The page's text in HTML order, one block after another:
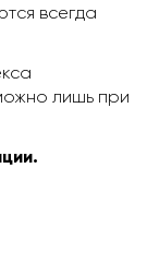
всегда
лишь при